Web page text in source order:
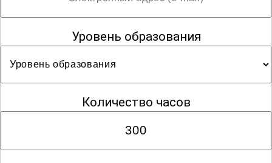
Уровень образования
Количество часов